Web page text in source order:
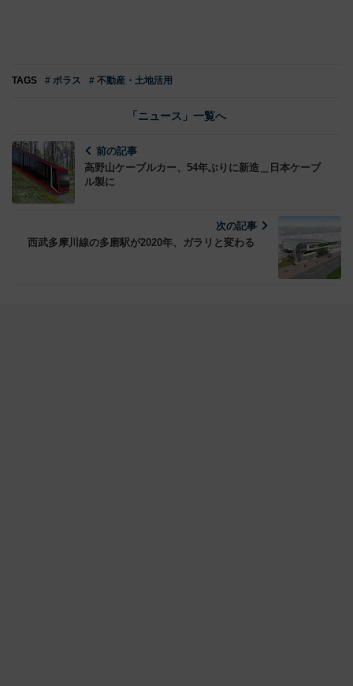
TAGS # ポラス # 不動産・土地活用
「ニュース」一覧へ
前の記事
高野山ケーブルカー、54年ぶりに新造＿日本ケーブ
ル製に
次の記事
西武多摩川線の多磨駅が2020年、ガラリと変わる